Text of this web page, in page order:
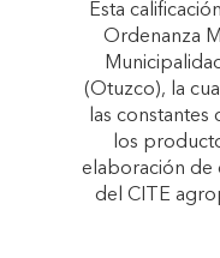
Esta
Ordenanza
(Otuzco), la
las
los
elaboración de
del CITE